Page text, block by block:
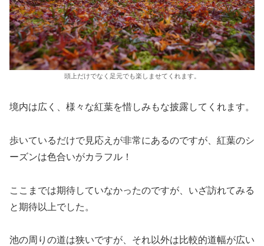
頭上だけでなく足元でも楽しませてくれます。
境内は広く、様々な紅葉を惜しみもな披露してくれます。
歩いているだけで見応えが非常にあるのですが、紅葉のシ
ーズンは色合いがカラフル！
ここまでは期待していなかったのですが、いざ訪れてみる
と期待以上でした。
池の周りの道は狭いですが、それ以外は比較的道幅が広い